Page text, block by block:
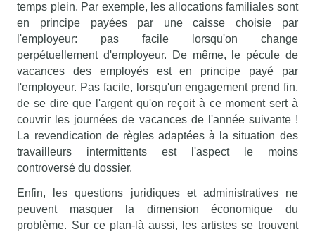
temps plein. Par exemple, les allocations familiales sont
en principe payées par une caisse choisie par
l'employeur: pas facile lorsqu'on change
perpétuellement d'employeur. De même, le pécule de
vacances des employés est en principe payé par
l'employeur. Pas facile, lorsqu'un engagement prend fin,
de se dire que l'argent qu'on reçoit à ce moment sert à
couvrir les journées de vacances de l'année suivante !
La revendication de règles adaptées à la situation des
travailleurs intermittents est l'aspect le moins
controversé du dossier.
Enfin, les questions juridiques et administratives ne
peuvent masquer la dimension économique du
problème. Sur ce plan-là aussi, les artistes se trouvent